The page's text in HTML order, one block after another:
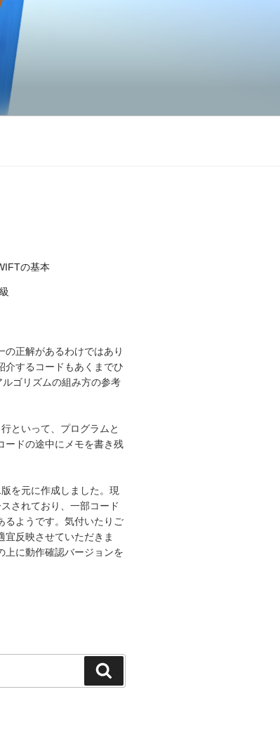
の基本
の正解があるわけではあり
介するコードもあくまでひ
ルゴリズムの組み方の参考
といって、プログラムと
ードの途中にメモを書き残
を元に作成しました。現
されており、一部コード
るようです。気付いたりご
宜反映させていただきま
上に動作確認バージョンを
索